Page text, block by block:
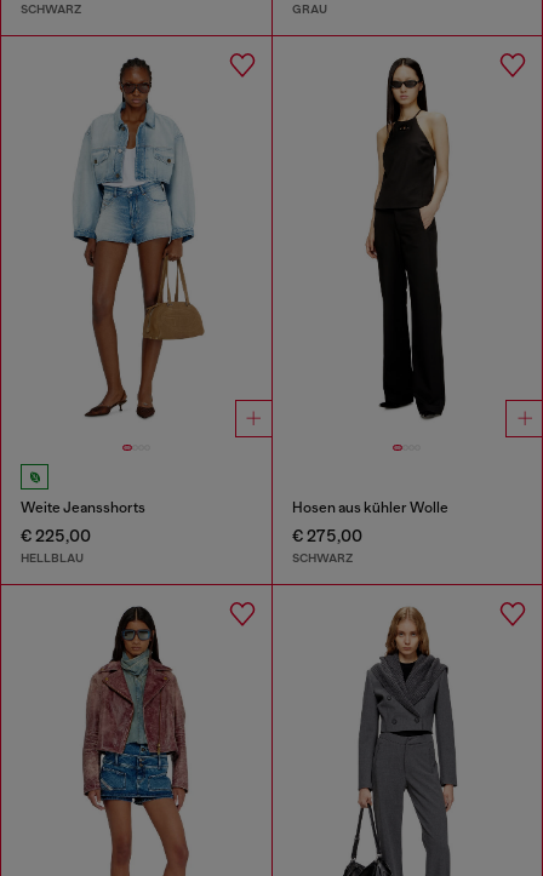
SCHWARZ GRAU
Weite Jeansshorts
€ 225,00
HELLBLAU
Hosen aus kühler Wolle
€ 275,00
SCHWARZ